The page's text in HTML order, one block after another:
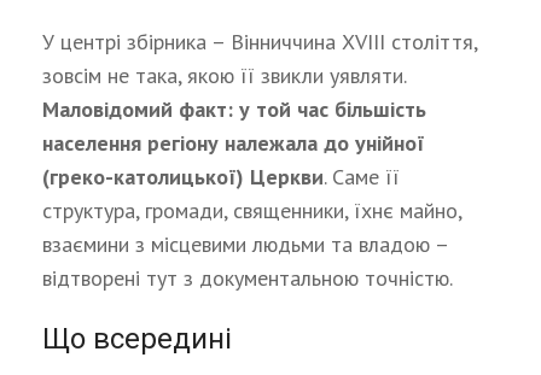
У центрі збірника – Вінниччина XVIII століття,
зовсім не така, якою її звикли уявляти.
Маловідомий факт: у той час більшість
населення регіону належала до унійної
(греко-католицької) Церкви. Саме її
структура, громади, священники, їхнє майно,
взаємини з місцевими людьми та владою –
відтворені тут з документальною точністю.
Що всередині